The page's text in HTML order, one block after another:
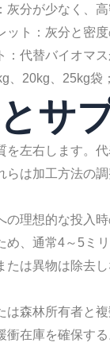
灰分が少なく、
ット：灰分と密
：代替バイオマ
、20kg、25kg
サ
を左右します。
らは加工方法の
の理想的な投入
め、通常4～5ミ
たは異物は除去
は森林所有者と
衝在庫を確保する